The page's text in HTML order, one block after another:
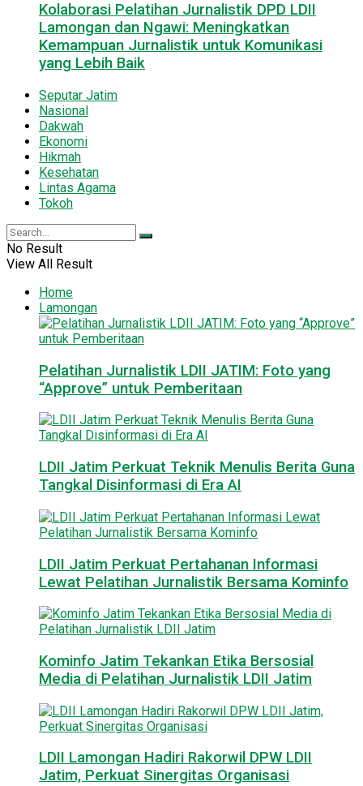
Kolaborasi Pelatihan Jurnalistik DPD LDII
Lamongan dan Ngawi: Meningkatkan
Kemampuan Jurnalistik untuk Komunikasi
yang Lebih Baik
Seputar Jatim
Nasional
Dakwah
Ekonomi
Hikmah
Kesehatan
Lintas Agama
Tokoh
No Result
View All Result
Home
Lamongan
Pelatihan Jurnalistik LDII JATIM: Foto yang
“Approve” untuk Pemberitaan
LDII Jatim Perkuat Teknik Menulis Berita Guna
Tangkal Disinformasi di Era AI
LDII Jatim Perkuat Pertahanan Informasi
Lewat Pelatihan Jurnalistik Bersama Kominfo
Kominfo Jatim Tekankan Etika Bersosial
Media di Pelatihan Jurnalistik LDII Jatim
LDII Lamongan Hadiri Rakorwil DPW LDII
Jatim, Perkuat Sinergitas Organisasi